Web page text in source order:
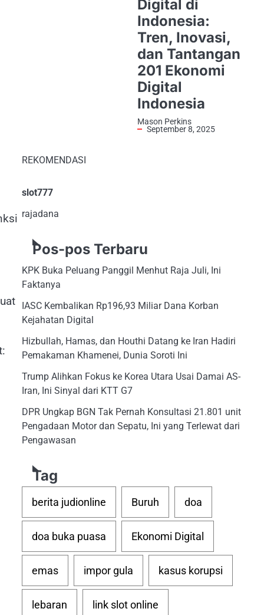
Digital di
Indonesia:
Tren, Inovasi,
dan Tantangan
201 Ekonomi
Digital
Indonesia
Mason Perkins
September 8, 2025
REKOMENDASI
slot777
rajadana
Pos-pos Terbaru
KPK Buka Peluang Panggil Menhut Raja Juli, Ini
Faktanya
IASC Kembalikan Rp196,93 Miliar Dana Korban
Kejahatan Digital
Hizbullah, Hamas, dan Houthi Datang ke Iran Hadiri
Pemakaman Khamenei, Dunia Soroti Ini
Trump Alihkan Fokus ke Korea Utara Usai Damai AS-
Iran, Ini Sinyal dari KTT G7
DPR Ungkap BGN Tak Pernah Konsultasi 21.801 unit
Pengadaan Motor dan Sepatu, Ini yang Terlewat dari
Pengawasan
Tag
berita judionline Buruh doa
doa buka puasa Ekonomi Digital
emas impor gula kasus korupsi
lebaran link slot online